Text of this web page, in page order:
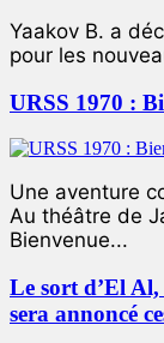
Yaakov B. a
pour les
URSS 1970 :
Une aventure
Au théâtre de
Bienvenue...
Le sort d’El Al,
sera annoncé